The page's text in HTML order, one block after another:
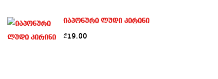
იაპონური ლუდი კირინი
₾19.00